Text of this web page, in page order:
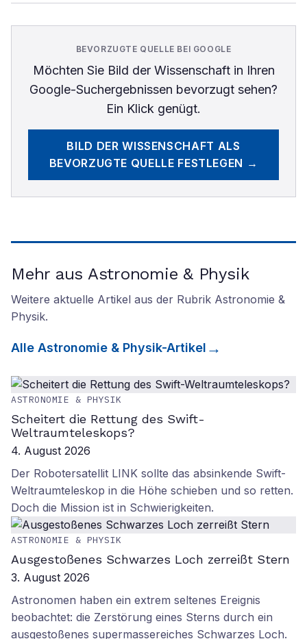
BEVORZUGTE QUELLE BEI GOOGLE
Möchten Sie Bild der Wissenschaftin Ihren
Google-Suchergebnissen bevorzugt sehen?
Ein Klick genügt.
BILD DER WISSENSCHAFT ALS
BEVORZUGTE QUELLE FESTLEGEN →
Mehr aus Astronomie & Physik
Weitere aktuelle Artikel aus der Rubrik Astronomie &
Physik.
Alle Astronomie & Physik-Artikel
ASTRONOMIE & PHYSIK
Scheitert die Rettung des Swift-
Weltraumteleskops?
4. August 2026
Der Robotersatellit LINK sollte das absinkende Swift-
Weltraumteleskop in die Höhe schieben und so retten.
Doch die Mission ist in Schwierigkeiten.
ASTRONOMIE & PHYSIK
Ausgestoßenes Schwarzes Loch zerreißt Stern
3. August 2026
Astronomen haben ein extrem seltenes Ereignis
beobachtet: die Zerstörung eines Sterns durch ein
ausgestoßenes supermassereiches Schwarzes Loch.